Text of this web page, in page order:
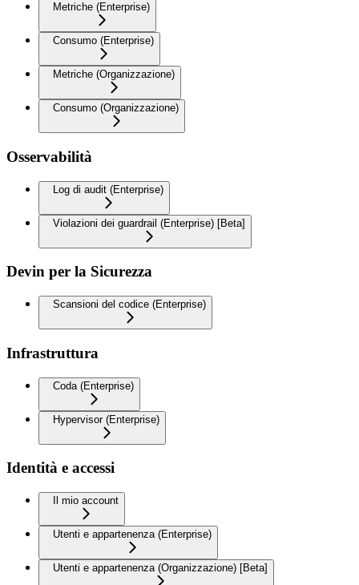
Metriche (Enterprise)
Consumo (Enterprise)
Metriche (Organizzazione)
Consumo (Organizzazione)
Osservabilità
Log di audit (Enterprise)
Violazioni dei guardrail (Enterprise) [Beta]
Devin per la Sicurezza
Scansioni del codice (Enterprise)
Infrastruttura
Coda (Enterprise)
Hypervisor (Enterprise)
Identità e accessi
Il mio account
Utenti e appartenenza (Enterprise)
Utenti e appartenenza (Organizzazione) [Beta]